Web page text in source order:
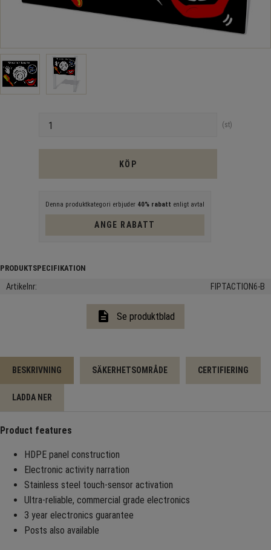
st
KÖP
Denna produktkategori erbjuder 40% rabatt enligt avtal
ANGE RABATT
Artikelnr FIPTACTION6-B
description Se produktblad
BESKRIVNING SÄKERHETSOMRÅDE CERTIFIERING
LADDA NER
Product features
HDPE panel construction
Electronic activity narration
Stainless steel touch-sensor activation
Ultra-reliable, commercial grade electronics
3 year electronics guarantee
Posts also available